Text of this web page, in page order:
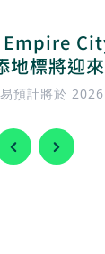
地標將迎
預計將於 2026